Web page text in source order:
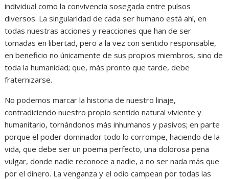
individual como la convivencia sosegada entre pulsos
diversos. La singularidad de cada ser humano está ahí, en
todas nuestras acciones y reacciones que han de ser
tomadas en libertad, pero a la vez con sentido responsable,
en beneficio no únicamente de sus propios miembros, sino de
toda la humanidad; que, más pronto que tarde, debe
fraternizarse.
No podemos marcar la historia de nuestro linaje,
contradiciendo nuestro propio sentido natural viviente y
humanitario, tornándonos más inhumanos y pasivos; en parte
porque el poder dominador todo lo corrompe, haciendo de la
vida, que debe ser un poema perfecto, una dolorosa pena
vulgar, donde nadie reconoce a nadie, a no ser nada más que
por el dinero. La venganza y el odio campean por todas las